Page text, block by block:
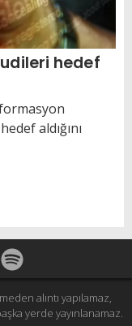
hedef
aldığını
alıntı yapılamaz,
yerde yayınlanamaz.